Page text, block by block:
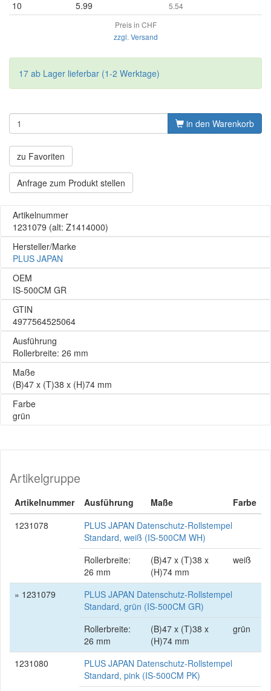
10 5.99
5.54
Preis in CHF
zzgl. Versand
17 ab Lager lieferbar (1-2 Werktage)
in den Warenkorb
zu Favoriten
Anfrage zum Produkt stellen
Artikelnummer
1231079 (alt: Z1414000)
Hersteller/Marke
PLUS JAPAN
OEM
IS-500CM GR
GTIN
4977564525064
Ausführung
Rollerbreite: 26 mm
Maße
(B)47 x (T)38 x (H)74 mm
Farbe
grün
Artikelgruppe
Artikelnummer Ausführung Maße
Farbe
1231078
PLUS JAPAN Datenschutz-Rollstempel
Standard, weiß (IS-500CM WH)
Rollerbreite:
26 mm
(B)47 x (T)38 x
(H)74 mm
weiß
» 1231079
PLUS JAPAN Datenschutz-Rollstempel
Standard, grün (IS-500CM GR)
Rollerbreite:
26 mm
(B)47 x (T)38 x
(H)74 mm
grün
1231080
PLUS JAPAN Datenschutz-Rollstempel
Standard, pink (IS-500CM PK)